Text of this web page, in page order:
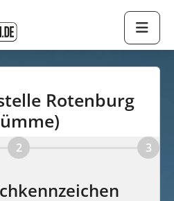
Rotenburg